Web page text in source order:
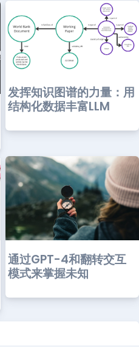
发挥知识图谱的力量：用
结构化数据丰富LLM
通过GPT-4和翻转交互
模式来掌握未知